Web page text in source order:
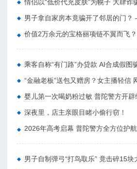
深夜里，店主亲眼目睹小偷行窃！